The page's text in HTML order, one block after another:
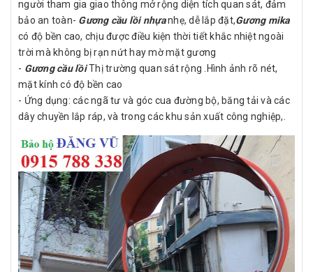
người tham gia giao thông mở rộng diện tích quan sát, đảm
bảo an toàn- Gương cầu lồi nhựanhẹ, dễ lắp đặt,Gương mika
có độ bền cao, chịu được điều kiện thời tiết khắc nhiệt ngoài
trời mà không bị rạn nứt hay mờ mặt gương
- Gương cầu lồiThị trường quan sát rộng .Hình ảnh rõ nét,
mặt kính có độ bền cao
- Ứng dụng: các ngã tư và góc cua đường bộ, băng tải và các
dây chuyền lắp ráp, và trong các khu sản xuất công nghiệp,.